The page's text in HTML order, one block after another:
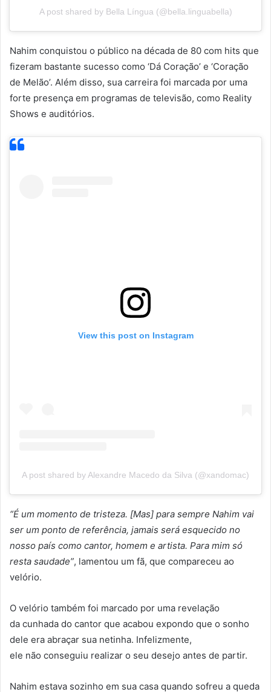
A post shared by Bella Língua (@bella.linguabella)
Nahim conquistou o público na década de 80 com hits que
fizeram bastante sucesso como ‘Dá Coração’ e ‘Coração
de Melão’. Além disso, sua carreira foi marcada por uma
forte presença em programas de televisão, como Reality
Shows e auditórios.
View this post on Instagram
A post shared by Alexandre Macedo da Silva (@xandomac)
“É um momento de tristeza. [Mas] para sempre Nahim vai
ser um ponto de referência, jamais será esquecido no
nosso país como cantor, homem e artista. Para mim só
resta saudade”, lamentou um fã, que compareceu ao
velório.
O velório também foi marcado por uma revelação
da cunhada do cantor que acabou expondo que o sonho
dele era abraçar sua netinha. Infelizmente,
ele não conseguiu realizar o seu desejo antes de partir.
Nahim estava sozinho em sua casa quando sofreu a queda